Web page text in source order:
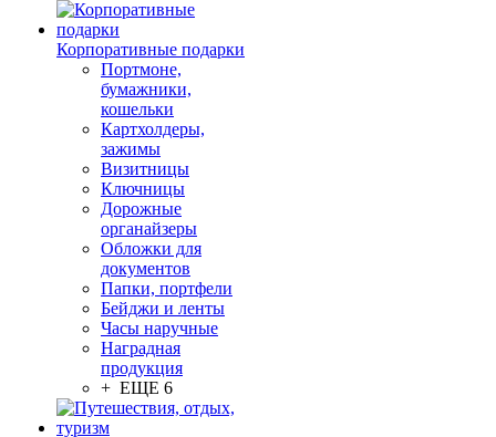
Корпоративные подарки
Портмоне,
бумажники,
кошельки
Картхолдеры,
зажимы
Визитницы
Ключницы
Дорожные
органайзеры
Обложки для
документов
Папки, портфели
Бейджи и ленты
Часы наручные
Наградная
продукция
+ ЕЩЕ 6